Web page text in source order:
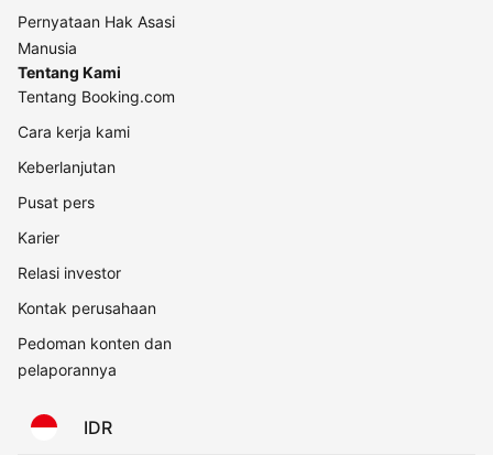
Pernyataan Hak Asasi
Manusia
Tentang Kami
Tentang Booking.com
Cara kerja kami
Keberlanjutan
Pusat pers
Karier
Relasi investor
Kontak perusahaan
Pedoman konten dan
pelaporannya
IDR